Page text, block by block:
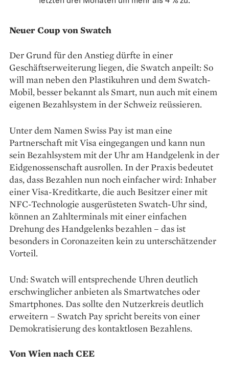
Neuer Coup von Swatch
Der Grund für den Anstieg dürfte in einer
Geschäftserweiterung liegen, die Swatch anpeilt: So
will man neben den ­Plastikuhren und dem Swatch-
Mobil, besser ­bekannt als Smart, nun auch mit ­einem
eigenen Bezahlsystem in der Schweiz reüssieren.
Unter dem Namen Swiss Pay ist man eine
Partnerschaft mit Visa eingegangen und kann nun
sein Bezahlsystem mit der Uhr am Hand­gelenk in der
Eidgenossenschaft ausrollen. In der Praxis bedeutet
das, dass Bezahlen nun noch einfacher wird: Inhaber
einer Visa-Kreditkarte, die auch Besitzer einer mit
NFC-Technologie ausgerüsteten Swatch-Uhr sind,
können an Zahlterminals mit einer einfachen
Drehung des Handgelenks bezahlen – das ist
besonders in Coronazeiten kein zu unterschätzender
Vorteil.
Und: Swatch will ent­sprech­ende Uhren deutlich
erschwinglicher anbieten als Smartwatches oder
Smartphones. Das sollte den Nutzerkreis deutlich
erweitern – Swatch Pay spricht bereits von einer
Demokratisierung des kontaktlosen Bezahlens.
Von Wien nach CEE